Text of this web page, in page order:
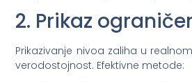
2. Prikaz
Prikazivanje nivoa zaliha u
verodostojnost. Efektivne metode: